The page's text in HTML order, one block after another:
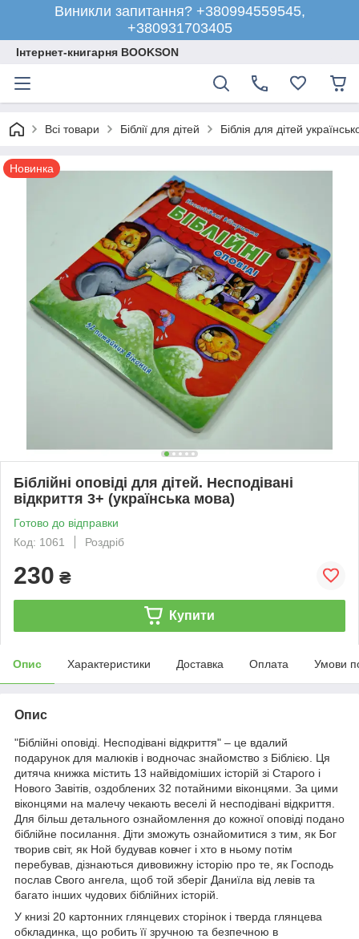
Виникли запитання? +380994559545,
+380931703405
Інтернет-книгарня BOOKSON
Всі товари Біблії для дітей Біблія для дітей
Новинка
Біблійні оповіді для дітей. Несподівані
відкриття 3+ (українська мова)
Готово до відправки
Код: 1061
Роздріб
230 ₴
Купити
Опис Характеристики Доставка Оплата Умови
Опис
"Біблійні оповіді. Несподівані відкриття" – це вдалий
подарунок для малюків і водночас знайомство з Біблією. Ця
дитяча книжка містить 13 найвідоміших історій зі Старого і
Нового Завітів, оздоблених 32 потайними віконцями. За цими
віконцями на малечу чекають веселі й несподівані відкриття.
Для більш детального ознайомлення до кожної оповіді подано
біблійне посилання. Діти зможуть ознайомитися з тим, як Бог
творив світ, як Ной будував ковчег і хто в ньому потім
перебував, дізнаються дивовижну історію про те, як Господь
послав Свого ангела, щоб той зберіг Даниїла від левів та
багато інших чудових біблійних історій.
У книзі 20 картонних глянцевих сторінок і тверда глянцева
обкладинка, що робить її зручною та безпечною в